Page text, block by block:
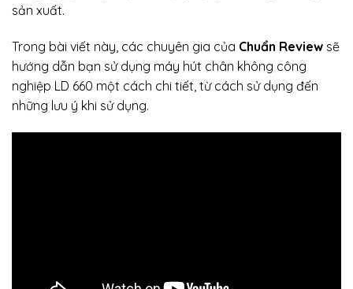
sản xuất.
Trong bài viết này, các chuyên gia của Chuẩn Review sẽ
hướng dẫn bạn sử dụng máy hút chân không công
nghiệp LD 660 một cách chi tiết, từ cách sử dụng đến
những lưu ý khi sử dụng.